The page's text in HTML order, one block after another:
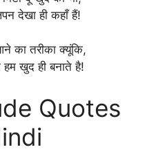
देखा ही कहाँ हैं!
का तरीका क्यूंकि,
हम खुद ही बनाते है!
Quotes